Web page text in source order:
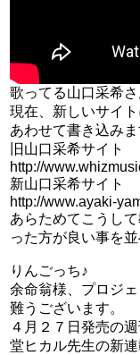
歌ってる山口采希
現在、新しいサイ
あわせて書き込みま
旧山口采希サイト
http://
新山口采希サイト
http://www.ayaki-
あらためてこうし
った方が良い事を
りんごっち♪
余命翁様、プロジ
難うございます。
４月２７日発売の
堂ヒカル先生の新